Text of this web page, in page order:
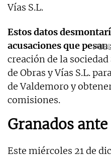
Vías S.L.
Estos datos
acusaciones que
creación de la
de Obras y Vías S.L.
de Valdemoro y
comisiones.
Granados
Este miércoles 21 de